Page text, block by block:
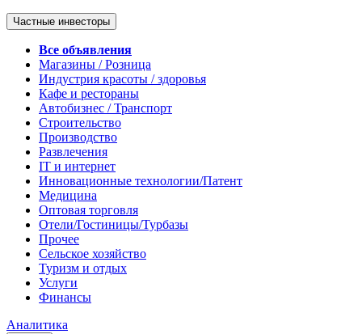
Частные инвесторы
Все объявления
Магазины / Розница
Индустрия красоты / здоровья
Кафе и рестораны
Автобизнес / Транспорт
Строительство
Производство
Развлечения
IT и интернет
Инновационные технологии/Патент
Медицина
Оптовая торговля
Отели/Гостиницы/Турбазы
Прочее
Сельское хозяйство
Туризм и отдых
Услуги
Финансы
Аналитика